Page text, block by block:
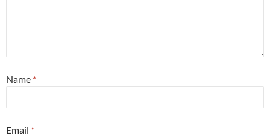
Name *
Email *